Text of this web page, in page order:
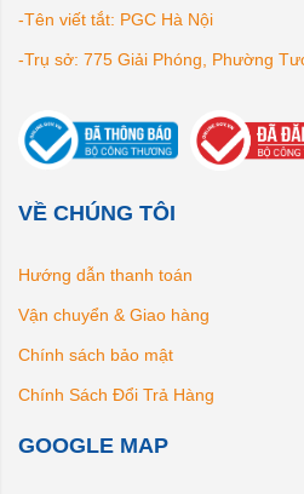
-Tên viết tắt: PGC Hà Nội
-Trụ sở: 775 Giải Phóng, Phường
VỀ CHÚNG TÔI
Hướng dẫn thanh toán
Vận chuyển & Giao hàng
Chính sách bảo mật
Chính Sách Đổi Trả Hàng
GOOGLE MAP